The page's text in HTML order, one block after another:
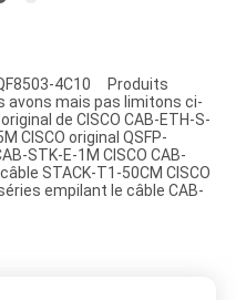
4C10 Produits
avons mais pas limitons ci-
de CISCO CAB-ETH-S-
CISCO original QSFP-
STK-E-1M CISCO CAB-
STACK-T1-50CM CISCO
empilant le câble CAB-